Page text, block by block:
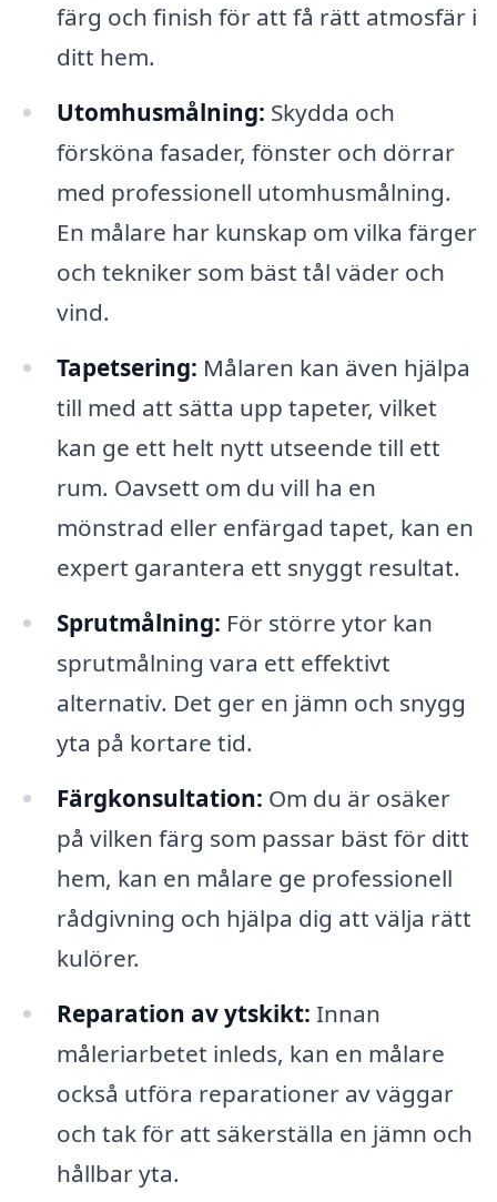
färg och finish för att få rätt atmosfär i
ditt hem.
Utomhusmålning: Skydda och
försköna fasader, fönster och dörrar
med professionell utomhusmålning.
En målare har kunskap om vilka färger
och tekniker som bäst tål väder och
vind.
Tapetsering: Målaren kan även hjälpa
till med att sätta upp tapeter, vilket
kan ge ett helt nytt utseende till ett
rum. Oavsett om du vill ha en
mönstrad eller enfärgad tapet, kan en
expert garantera ett snyggt resultat.
Sprutmålning: För större ytor kan
sprutmålning vara ett effektivt
alternativ. Det ger en jämn och snygg
yta på kortare tid.
Färgkonsultation: Om du är osäker
på vilken färg som passar bäst för ditt
hem, kan en målare ge professionell
rådgivning och hjälpa dig att välja rätt
kulörer.
Reparation av ytskikt: Innan
måleriarbetet inleds, kan en målare
också utföra reparationer av väggar
och tak för att säkerställa en jämn och
hållbar yta.